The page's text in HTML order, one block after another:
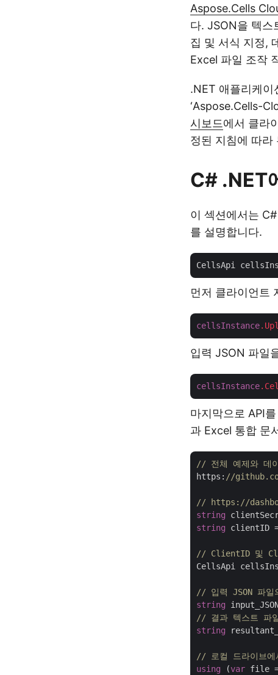
Aspose.Cells
다. JSON을 텍스
집 및 서식 지정,
Excel 파일 조작
.NET 애플리케이
‘Aspose.Cells-
시보드에서 클라
정된 지침에 따라
C# .NET
이 섹션에서는
를 설명합니다.
CellsApi
먼저 클라이언트
cellsInstance
입력 JSON 파일
cellsInstance
마지막으로 API
과 Excel 통합 문
// 전체 예제와 데
https: //
// https://
string
string clientID
// ClientID 및
CellsApi
// 입력 JSON 파일
string
// 결과 텍스트 파
string
// 로컬 드라이브에
using (var file =